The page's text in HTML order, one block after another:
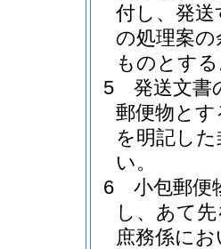
付し、発送
の処理案
ものとす
5
発送文書
郵便物と
を明記し
い。
6
小包郵便
し、あて
庶務係に